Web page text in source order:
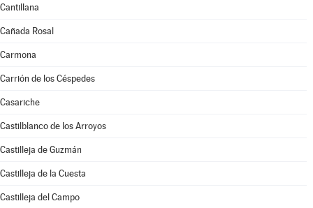
Cantillana
Cañada Rosal
Carmona
Carrión de los Céspedes
Casariche
Castilblanco de los Arroyos
Castilleja de Guzmán
Castilleja de la Cuesta
Castilleja del Campo